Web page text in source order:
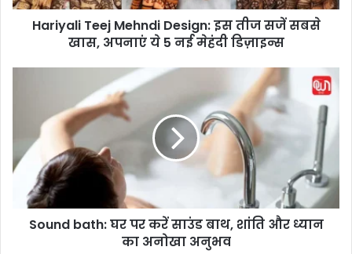
T
D
Hariyali Teej Mehndi Design: इस तीज सजें सबसे
खास, अपनाएं ये 5 नई मेहंदी डिज़ाइन्स
b
a
Sound bath: घर पर करें साउंड बाथ, शांति और ध्यान
का अनोखा अनुभव